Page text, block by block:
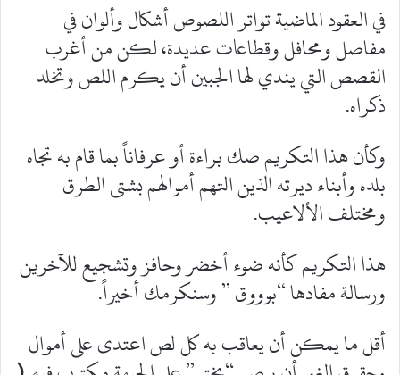
في العقود الماضية تواتر اللصوص أشكال وألوان في
مفاصل ومحافل وقطاعات عديدة، لكن من أغرب
القصص التي يندي لها الجبين أن يكرم اللص وتخلد
ذكراه.
وكأن هذا التكريم صك براءة أو عرفاناً بما قام به تجاه
بلده وأبناء ديرته الذين التهم أموالهم بشتى الطرق
ومختلف الألاعيب.
هذا التكريم كأنه ضوء أخضر وحافز وتشجيع للآخرين
ورسالة مفادها “بوووق ” وسنكرمك أخيراً.
أقل ما يمكن أن يعاقب به كل لص اعتدى على أموال